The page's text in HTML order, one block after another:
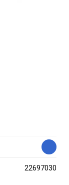
22697030